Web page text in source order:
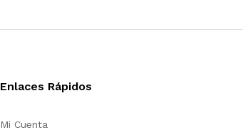
Enlaces Rápidos
Mi Cuenta